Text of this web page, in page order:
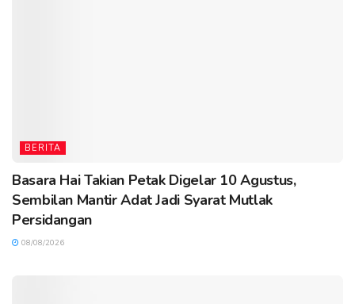
BERITA
Basara Hai Takian Petak Digelar 10 Agustus,
Sembilan Mantir Adat Jadi Syarat Mutlak
Persidangan
08/08/2026